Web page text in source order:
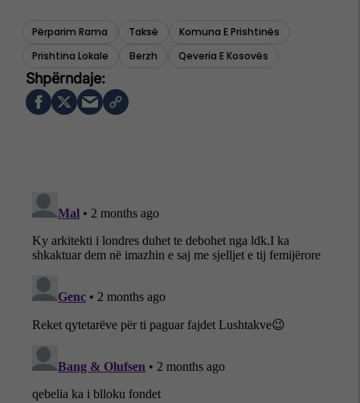
Përparim Rama Taksë
Komuna E Prishtinës
Prishtina Lokale
Berzh Qeveria E Kosovës